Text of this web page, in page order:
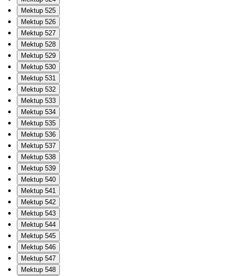
Mektup 525
Mektup 526
Mektup 527
Mektup 528
Mektup 529
Mektup 530
Mektup 531
Mektup 532
Mektup 533
Mektup 534
Mektup 535
Mektup 536
Mektup 537
Mektup 538
Mektup 539
Mektup 540
Mektup 541
Mektup 542
Mektup 543
Mektup 544
Mektup 545
Mektup 546
Mektup 547
Mektup 548